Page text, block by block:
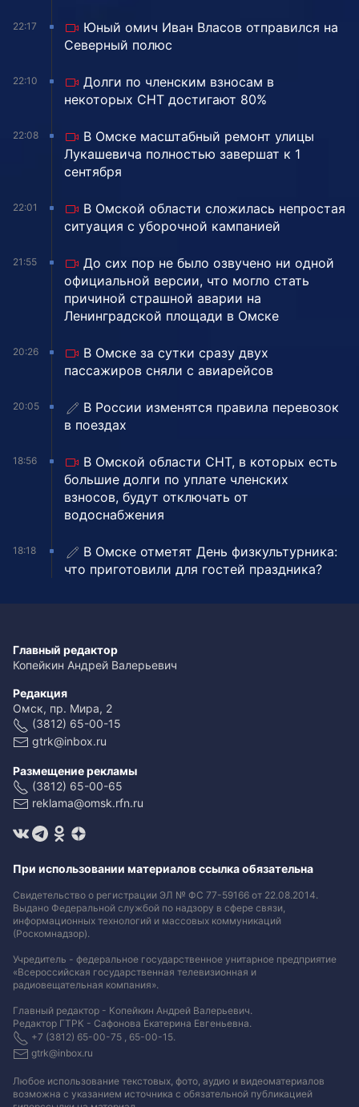
22:17
Юный омич Иван Власов отправился на
Северный полюс
22:10
Долги по членским взносам в
некоторых СНТ достигают 80%
22:08
В Омске масштабный ремонт улицы
Лукашевича полностью завершат к 1
сентября
22:01
В Омской области сложилась непростая
ситуация с уборочной кампанией
21:55
До сих пор не было озвучено ни одной
официальной версии, что могло стать
причиной страшной аварии на
Ленинградской площади в Омске
20:26
В Омске за сутки сразу двух
пассажиров сняли с авиарейсов
20:05
В России изменятся правила перевозок
в поездах
18:56
В Омской области СНТ, в которых есть
большие долги по уплате членских
взносов, будут отключать от
водоснабжения
18:18
В Омске отметят День физкультурника:
что приготовили для гостей праздника?
Главный редактор
Копейкин Андрей Валерьевич
Редакция
Омск, пр. Мира, 2
(3812) 65-00-15
gtrk@inbox.ru
Размещение рекламы
(3812) 65-00-65
reklama@omsk.rfn.ru
При использовании материалов ссылка обязательна
Свидетельство о регистрации ЭЛ № ФС 77-59166 от 22.08.2014.
Выдано Федеральной службой по надзору в сфере связи,
информационных технологий и массовых коммуникаций
(Роскомнадзор).
Учредитель - федеральное государственное унитарное предприятие
«Всероссийская государственная телевизионная и
радиовещательная компания».
Главный редактор - Копейкин Андрей Валерьевич.
Редактор ГТРК - Сафонова Екатерина Евгеньевна.
+7 (3812) 65-00-75 , 65-00-15.
gtrk@inbox.ru
Любое использование текстовых, фото, аудио и видеоматериалов
возможна с указанием источника с обязательной публикацией